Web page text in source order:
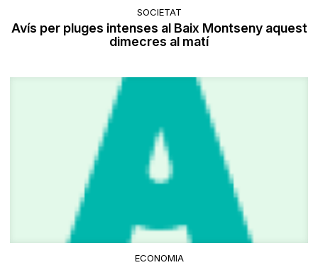
SOCIETAT
Avís per pluges intenses al Baix Montseny aquest
dimecres al matí
ECONOMIA